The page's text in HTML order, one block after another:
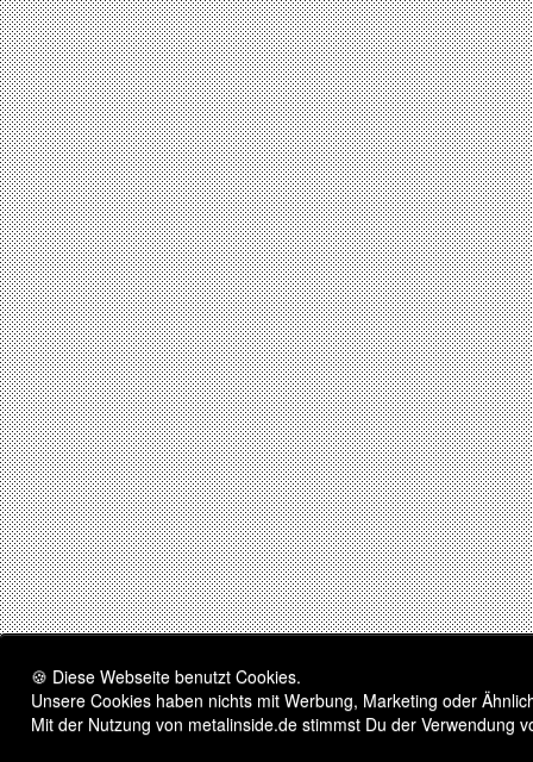
🍪 Diese Webseite benutzt Cookies.
Unsere Cookies haben nichts mit Werbung, Marketing oder
Mit der Nutzung von metalinside.de stimmst Du der Verwendung